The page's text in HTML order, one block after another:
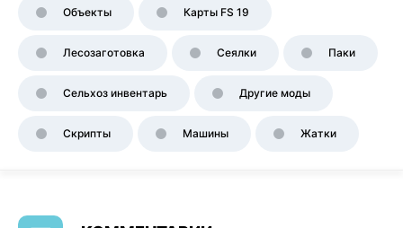
Объекты Карты FS 19
Лесозаготовка Сеялки Паки
Сельхоз инвентарь Другие моды
Скрипты Машины Жатки